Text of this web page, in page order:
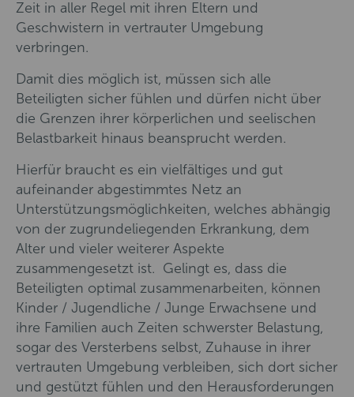
Zeit in aller Regel mit ihren Eltern und
Geschwistern in vertrauter Umgebung
verbringen.
Damit dies möglich ist, müssen sich alle
Beteiligten sicher fühlen und dürfen nicht über
die Grenzen ihrer körperlichen und seelischen
Belastbarkeit hinaus beansprucht werden.
Hierfür braucht es ein vielfältiges und gut
aufeinander abgestimmtes Netz an
Unterstützungsmöglichkeiten, welches abhängig
von der zugrundeliegenden Erkrankung, dem
Alter und vieler weiterer Aspekte
zusammengesetzt ist. Gelingt es, dass die
Beteiligten optimal zusammenarbeiten, können
Kinder / Jugendliche / Junge Erwachsene und
ihre Familien auch Zeiten schwerster Belastung,
sogar des Versterbens selbst, Zuhause in ihrer
vertrauten Umgebung verbleiben, sich dort sicher
und gestützt fühlen und den Herausforderungen